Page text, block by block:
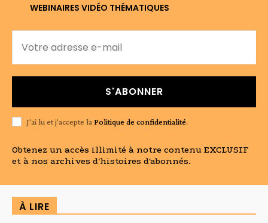
WEBINAIRES VIDÉO THÉMATIQUES
S'ABONNER
J'ai lu et j'accepte la Politique de confidentialité.
Obtenez un accès illimité à notre contenu EXCLUSIF
et à nos archives d'histoires d'abonnés.
À LIRE